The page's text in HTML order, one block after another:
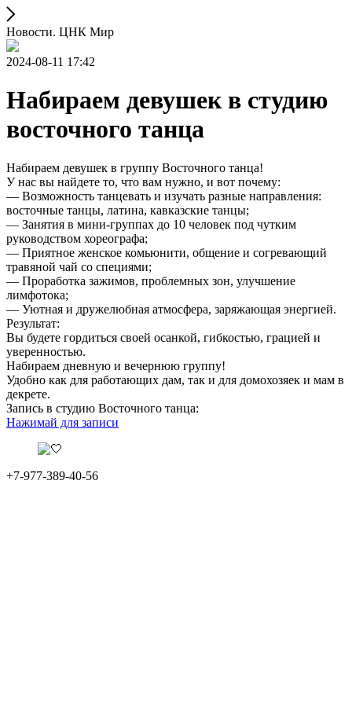
Новости. ЦНК Мир
2024-08-11 17:42
Набираем девушек в студию
восточного танца
Набираем девушек в группу Восточного танца!
У нас вы найдете то, что вам нужно, и вот почему:
— Возможность танцевать и изучать разные направления:
восточные танцы, латина, кавказские танцы;
— Занятия в мини-группах до 10 человек под чутким
руководством хореографа;
— Приятное женское комьюнити, общение и согревающий
травяной чай со специями;
— Проработка зажимов, проблемных зон, улучшение
лимфотока;
— Уютная и дружелюбная атмосфера, заряжающая энергией.
Результат:
Вы будете гордиться своей осанкой, гибкостью, грацией и
уверенностью.
Набираем дневную и вечернюю группу!
Удобно как для работающих дам, так и для домохозяек и мам в
декрете.
Запись в студию Восточного танца:
Нажимай для записи
+7-977-389-40-56